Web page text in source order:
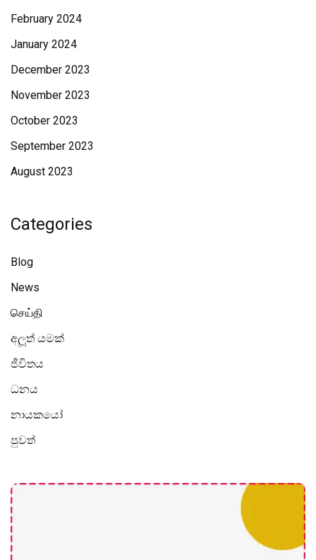
February 2024
January 2024
December 2023
November 2023
October 2023
September 2023
August 2023
Categories
Blog
News
செய்தி
අලූත් යමක්
ජීවිතය
ධනය
නායකයෝ
පුවත්